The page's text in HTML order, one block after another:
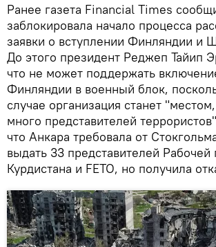
Ранее газета Financial Times
заблокировала начало процесса
заявки о вступлении Финляндии и
До этого президент Реджеп Тайип
что не может поддержать
Финляндии в военный блок,
случае организация станет
много представителей
что Анкара требовала от
выдать 33 представителей Рабочей
Курдистана и FETO, но получила